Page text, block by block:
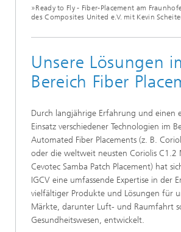
»Ready to Fly - Fiber-Placement am
des Composites United e.V. mit Kevin
Unsere Lösungen
Bereich Fiber
Durch langjährige Erfahrung und einen
Einsatz verschiedener Technologien im
Automated Fiber Placements (z. B.
oder die weltweit neusten Coriolis C1.2
Cevotec Samba Patch Placement) hat
IGCV eine umfassende Expertise in der
vielfältiger Produkte und Lösungen für
Märkte, darunter Luft- und Raumfahrt
Gesundheitswesen, entwickelt.